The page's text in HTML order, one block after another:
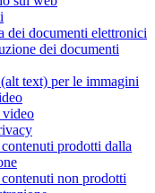
dei documenti elettronici
dei documenti
text) per le immagini
video
prodotti dalla
non prodotti